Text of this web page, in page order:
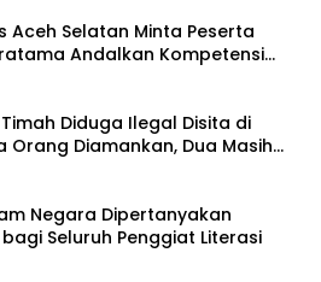
Aceh Selatan Minta Peserta
Andalkan Kompetensi
Bukan Kedekatan
Diduga Ilegal Disita di
Orang Diamankan, Dua Masih
Negara Dipertanyakan
Seluruh Penggiat Literasi